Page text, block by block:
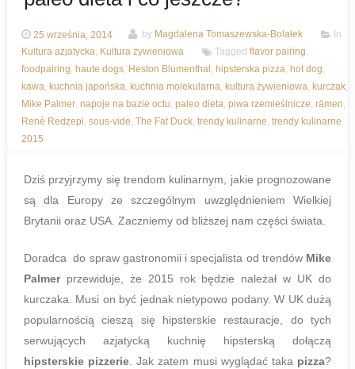
25 września, 2014 by Magdalena Tomaszewska-Bolałek
In
Kultura azjatycka, Kultura żywieniowa Tagged flavor pairing,
foodpairing, haute dogs, Heston Blumenthal , hipsterska pizza, hot dog,
kawa, kuchnia japońska, kuchnia molekularna, kultura żywieniowa, kurczak,
Mike Palmer, napoje na bazie octu, paleo dieta, piwa rzemieślnicze, rāmen,
René Redzepi, sous-vide, The Fat Duck, trendy kulinarne, trendy kulinarne
2015
Dziś przyjrzymy się trendom kulinarnym, jakie prognozowane
są dla Europy ze szczególnym uwzględnieniem Wielkiej
Brytanii oraz USA. Zaczniemy od bliższej nam części świata.
Doradca do spraw gastronomii i specjalista od trendów Mike
Palmerprzewiduje, że 2015 rok będzie należał w UK do
kurczaka. Musi on być jednak nietypowo podany. W UK dużą
popularnością cieszą się hipsterskie restauracje, do tych
serwujących azjatycką kuchnię hipsterską dołączą
hipsterskie pizzerie. Jak zatem musi wyglądać taka pizza?